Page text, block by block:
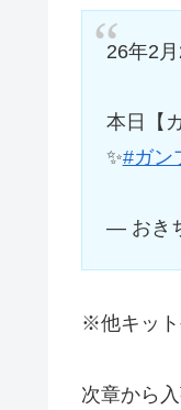
26年2
本日【
✨#ガン
— おき
※他キット
次章から